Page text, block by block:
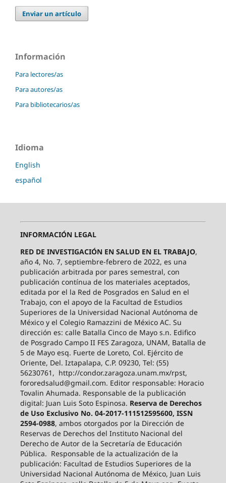
Enviar un artículo
Información
Para lectores/as
Para autores/as
Para bibliotecarios/as
Idioma
English
español
INFORMACIÓN LEGAL
RED DE INVESTIGACIÓN EN SALUD EN EL TRABAJO,
año 4, No. 7, septiembre-febrero de 2022, es una
publicación arbitrada por pares semestral, con
publicación contínua de los materiales aceptados,
editada por el la Red de Posgrados en Salud en el
Trabajo, con el apoyo de la Facultad de Estudios
Superiores de la Universidad Nacional Autónoma de
México y el Colegio Ramazzini de México AC. Su
dirección es: calle Batalla Cinco de Mayo s.n. Edifico
de Posgrado Campo II FES Zaragoza, UNAM, Batalla de
5 de Mayo esq. Fuerte de Loreto, Col. Ejército de
Oriente, Del. Iztapalapa, C.P. 09230, Tel: (55)
56230761, http://condor.zaragoza.unam.mx/rpst,
fororedsalud@gmail.com. Editor responsable: Horacio
Tovalin Ahumada. Responsable de la publicación
digital: Juan Luis Soto Espinosa. Reserva de Derechos
de Uso Exclusivo No. 04-2017-111512595600, ISSN
2594-0988, ambos otorgados por la Dirección de
Reservas de Derechos del Instituto Nacional del
Derecho de Autor de la Secretaría de Educación
Pública. Responsable de la actualización de la
publicación: Facultad de Estudios Superiores de la
Universidad Nacional Autónoma de México, Juan Luis